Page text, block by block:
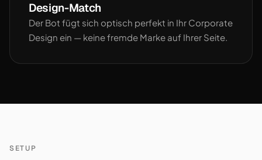
Design-Match
Der Bot fügt sich optisch perfekt in Ihr Corporate
Design ein — keine fremde Marke auf Ihrer Seite.
SETUP